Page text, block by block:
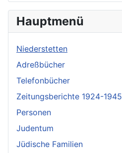
Hauptmenü
Niederstetten
Adreßbücher
Telefonbücher
Zeitungsberichte 1924-1945
Personen
Judentum
Jüdische Familien